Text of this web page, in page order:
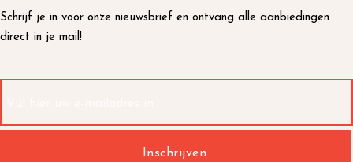
Schrijf je in voor onze nieuwsbrief en ontvang alle aanbiedingen
direct in je mail!